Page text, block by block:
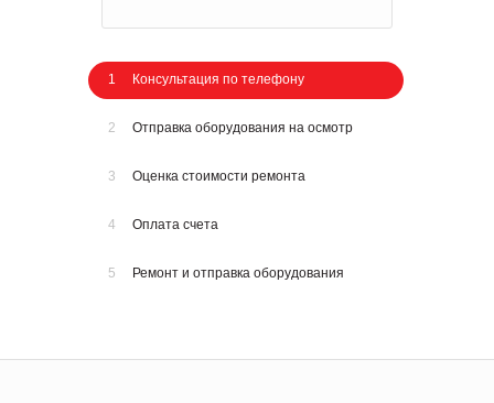
1 Консультация по телефону
2 Отправка оборудования на осмотр
3 Оценка стоимости ремонта
4 Оплата счета
5 Ремонт и отправка оборудования